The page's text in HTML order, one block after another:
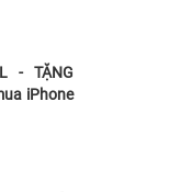
- TẶNG
iPhone